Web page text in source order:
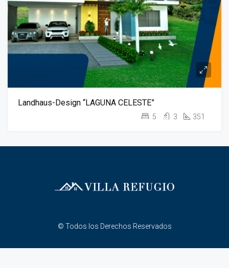
Landhaus-Design “LAGUNA CELESTE”
5 3 351
© Todos los Derechos Reservados